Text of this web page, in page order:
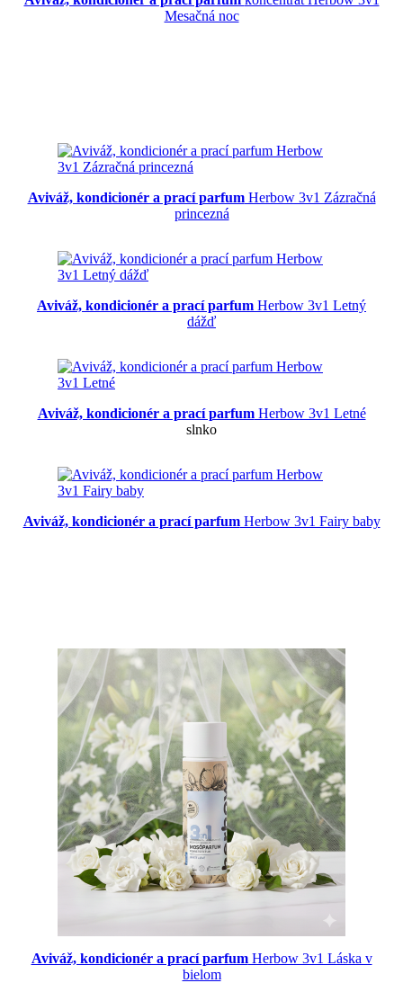
Mesačná noc
Aviváž, kondicionér a prací parfumHerbow 3v1 Zázračná
princezná
Aviváž, kondicionér a prací parfum Herbow 3v1 Letný
dážď
Aviváž, kondicionér a prací parfumHerbow 3v1 Letné
slnko
Aviváž, kondicionér a prací parfumHerbow 3v1 Fairy baby
Aviváž, kondicionér a prací parfumHerbow 3v1 Láska v
bielom